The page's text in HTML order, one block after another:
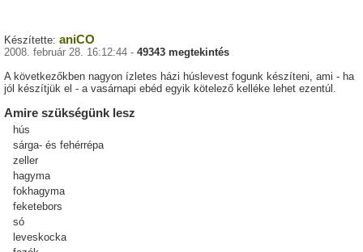
Készítette: aniCO
2008. február 28. 16:12:44 - 49343 megtekintés
A következőkben nagyon ízletes házi húslevest fogunk készíteni, ami - ha
jól készítjük el - a vasárnapi ebéd egyik kötelező kelléke lehet ezentúl.
Amire szükségünk lesz
hús
sárga- és fehérrépa
zeller
hagyma
fokhagyma
feketebors
só
leveskocka